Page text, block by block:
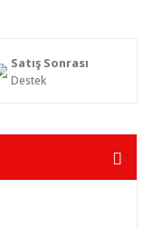
Satış Sonrası
Destek